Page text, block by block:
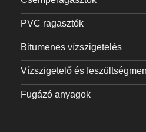
PVC ragasztók
Bitumenes vízszigetelés
Vízszigetelő és
Fugázó anyagok